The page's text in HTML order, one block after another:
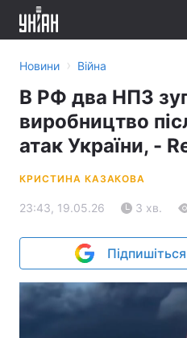
Новини › Війна
В РФ два НПЗ
виробництво
атак України, -
КРИСТИНА КАЗАКОВА
23:43, 19.05.26 3 хв.